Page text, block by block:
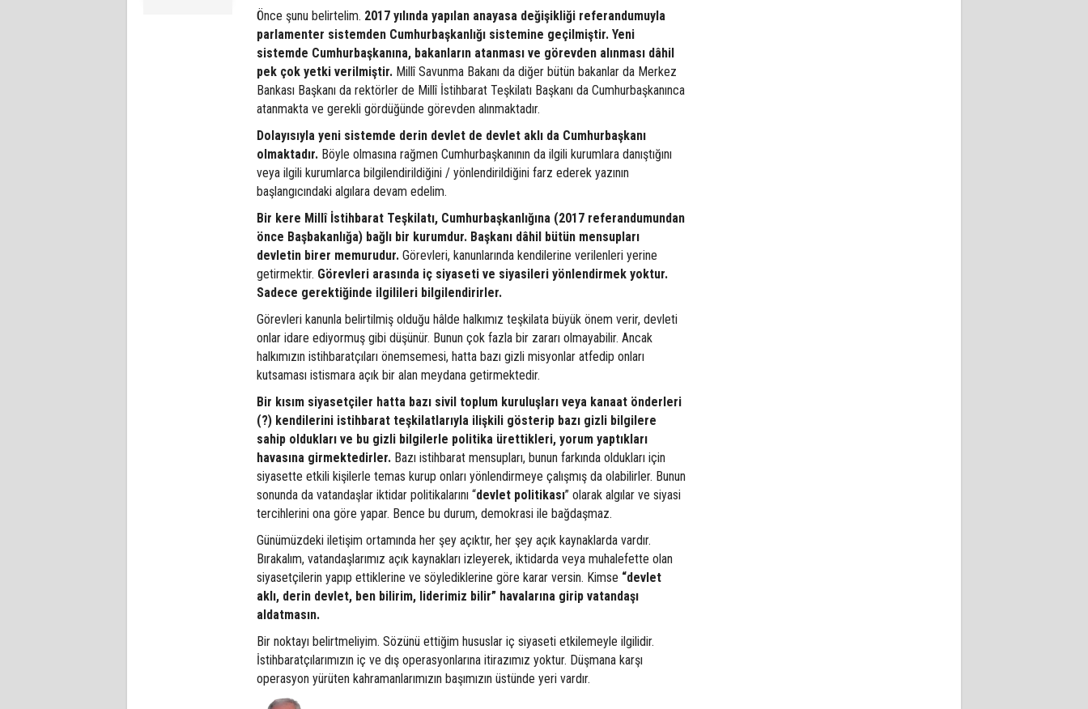
Önce şunu belirtelim. 2017 yılında yapılan anayasa değişikliği referandumuyla
parlamenter sistemden Cumhurbaşkanlığı sistemine geçilmiştir. Yeni
sistemde Cumhurbaşkanına, bakanların atanması ve görevden alınması dâhil
pek çok yetki verilmiştir. Millî Savunma Bakanı da diğer bütün bakanlar da Merkez
Bankası Başkanı da rektörler de Millî İstihbarat Teşkilatı Başkanı da Cumhurbaşkanınca
atanmakta ve gerekli gördüğünde görevden alınmaktadır.
Dolayısıyla yeni sistemde derin devlet de devlet aklı da Cumhurbaşkanı
olmaktadır. Böyle olmasına rağmen Cumhurbaşkanının da ilgili kurumlara danıştığını
veya ilgili kurumlarca bilgilendirildiğini / yönlendirildiğini farz ederek yazının
başlangıcındaki algılara devam edelim.
Bir kere Millî İstihbarat Teşkilatı, Cumhurbaşkanlığına (2017 referandumundan
önce Başbakanlığa) bağlı bir kurumdur. Başkanı dâhil bütün mensupları
devletin birer memurudur. Görevleri, kanunlarında kendilerine verilenleri yerine
getirmektir. Görevleri arasında iç siyaseti ve siyasileri yönlendirmek yoktur.
Sadece gerektiğinde ilgilileri bilgilendirirler.
Görevleri kanunla belirtilmiş olduğu hâlde halkımız teşkilata büyük önem verir, devleti
onlar idare ediyormuş gibi düşünür. Bunun çok fazla bir zararı olmayabilir. Ancak
halkımızın istihbaratçıları önemsemesi, hatta bazı gizli misyonlar atfedip onları
kutsaması istismara açık bir alan meydana getirmektedir.
Bir kısım siyasetçiler hatta bazı sivil toplum kuruluşları veya kanaat önderleri
(?) kendilerini istihbarat teşkilatlarıyla ilişkili gösterip bazı gizli bilgilere
sahip oldukları ve bu gizli bilgilerle politika ürettikleri, yorum yaptıkları
havasına girmektedirler. Bazı istihbarat mensupları, bunun farkında oldukları için
siyasette etkili kişilerle temas kurup onları yönlendirmeye çalışmış da olabilirler. Bunun
sonunda da vatandaşlar iktidar politikalarını “devlet politikası” olarak algılar ve siyasi
tercihlerini ona göre yapar. Bence bu durum, demokrasi ile bağdaşmaz.
Günümüzdeki iletişim ortamında her şey açıktır, her şey açık kaynaklarda vardır.
Bırakalım, vatandaşlarımız açık kaynakları izleyerek, iktidarda veya muhalefette olan
siyasetçilerin yapıp ettiklerine ve söylediklerine göre karar versin. Kimse “devlet
aklı, derin devlet, ben bilirim, liderimiz bilir” havalarına girip vatandaşı
aldatmasın.
Bir noktayı belirtmeliyim. Sözünü ettiğim hususlar iç siyaseti etkilemeyle ilgilidir.
İstihbaratçılarımızın iç ve dış operasyonlarına itirazımız yoktur. Düşmana karşı
operasyon yürüten kahramanlarımızın başımızın üstünde yeri vardır.